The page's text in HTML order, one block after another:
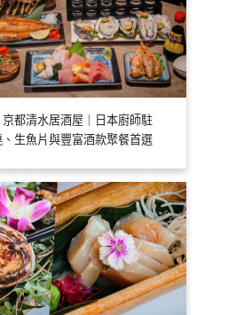
京都清水居酒屋｜日本廚師駐
生魚片與豐富酒款聚餐首選